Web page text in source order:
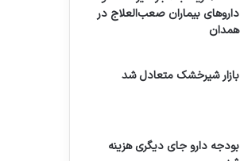
داروهای بیماران صعب‌العلاج در
همدان
بازار شیرخشک متعادل شد
بودجه دارو جای دیگری هزینه